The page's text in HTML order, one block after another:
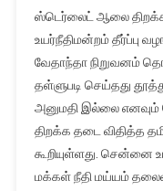
ஸ்டெர்லைட் ஆலை
உயர்நீதிமன்றம் தீர்ப்பு
வேதாந்தா நிறுவனம்
தள்ளுபடி செய்தது
அனுமதி இல்லை
திறக்க தடை விதித்த
கூறியுள்ளது. சென்னை
மக்கள் நீதி மய்யம்